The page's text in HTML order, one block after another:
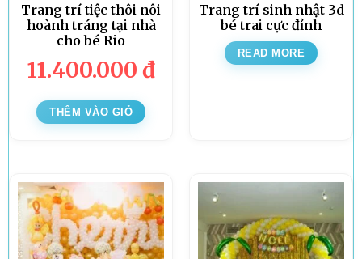
Trang trí tiệc thôi nôi
hoành tráng tại nhà
cho bé Rio
11.400.000 đ
THÊM VÀO GIỎ
Trang trí sinh nhật 3d
bé trai cực đỉnh
READ MORE